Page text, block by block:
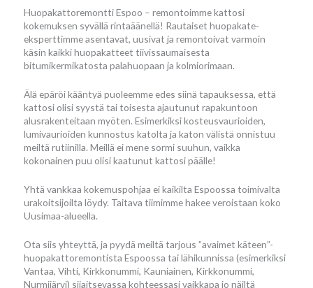
Huopakattoremontti Espoo – remontoimme kattosi
kokemuksen syvällä rintaäänellä! Rautaiset huopakate-
eksperttimme asentavat, uusivat ja remontoivat varmoin
käsin kaikki huopakatteet tiivissaumaisesta
bitumikermikatosta palahuopaan ja kolmiorimaan.
Älä epäröi kääntyä puoleemme edes siinä tapauksessa, että
kattosi olisi syystä tai toisesta ajautunut rapakuntoon
alusrakenteitaan myöten. Esimerkiksi kosteusvaurioiden,
lumivaurioiden kunnostus katolta ja katon välistä onnistuu
meiltä rutiinilla. Meillä ei mene sormi suuhun, vaikka
kokonainen puu olisi kaatunut kattosi päälle!
Yhtä vankkaa kokemuspohjaa ei kaikilta Espoossa toimivalta
urakoitsijoilta löydy. Taitava tiimimme hakee veroistaan koko
Uusimaa-alueella.
Ota siis yhteyttä, ja pyydä meiltä tarjous ”avaimet käteen”-
huopakattoremontista Espoossa tai lähikunnissa (esimerkiksi
Vantaa, Vihti, Kirkkonummi, Kauniainen, Kirkkonummi,
Nurmijärvi) sijaitsevassa kohteessasi vaikkapa jo näiltä